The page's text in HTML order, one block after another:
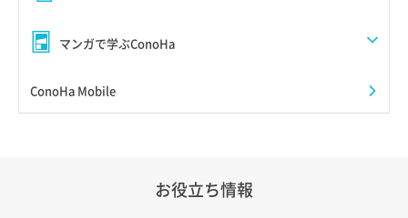
マンガで学ぶConoHa
ConoHa Mobile
お役立ち情報